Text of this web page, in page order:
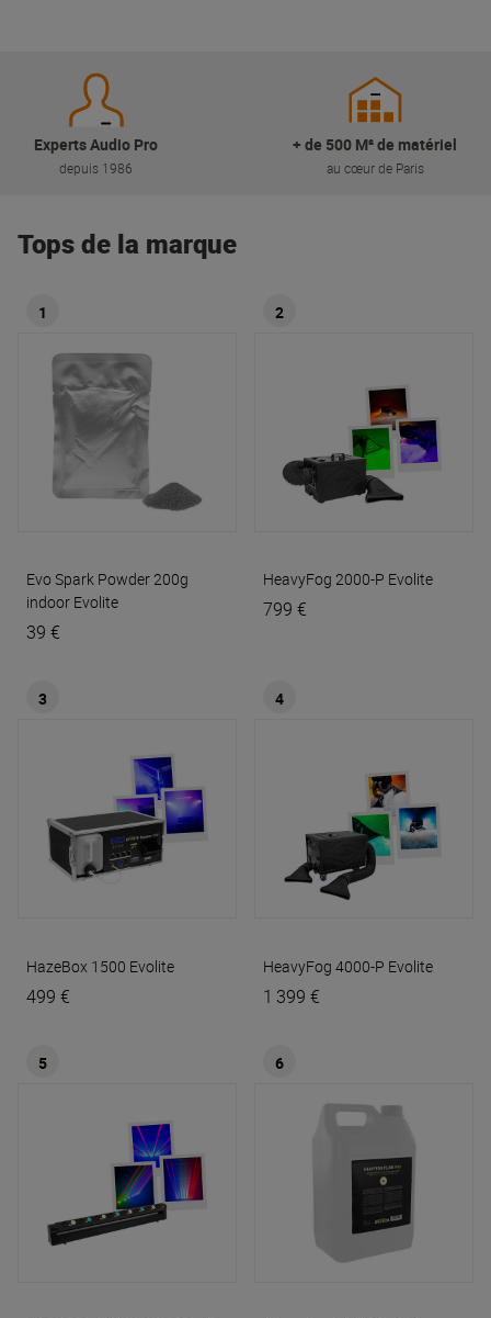
Experts Audio Pro
depuis 1986
+ de 500 M² de matériel
au cœur de Paris
Tops de la marque
1
Evo Spark Powder 200g
indoor Evolite
39 €
2
HeavyFog 2000-P Evolite
799 €
3
HazeBox 1500 Evolite
499 €
4
HeavyFog 4000-P Evolite
1 399 €
5 6